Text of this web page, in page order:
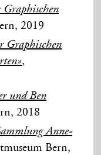
2019
Graphischen
,
und Ben
2018
Anne-
Bern,